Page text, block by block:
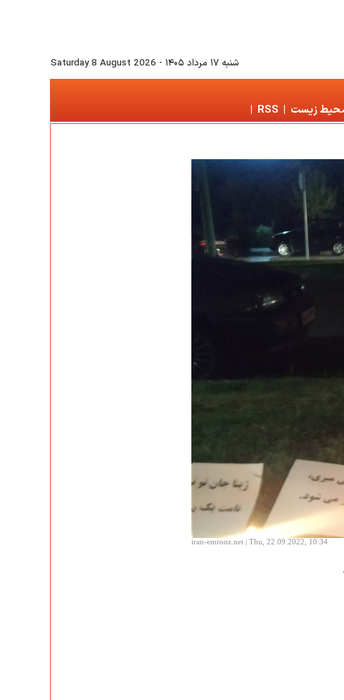
شنبه ۱۷ مرداد ۱۴۰۵ -
Saturday 8 August 2026
زیست |
RSS
|
iran-emrooz.net | Thu, 22.09.2022, 10:34